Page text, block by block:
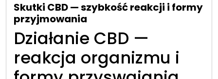
Skutki CBD — szybkość reakcji i formy
przyjmowania
Działanie CBD —
reakcja organizmu i